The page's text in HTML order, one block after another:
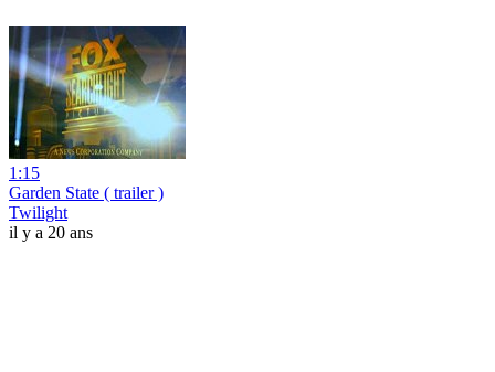
1:15
Garden State ( trailer )
Twilight
il y a 20 ans